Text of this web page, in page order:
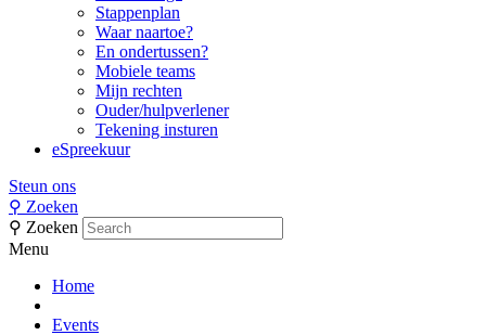
Stappenplan
Waar naartoe?
En ondertussen?
Mobiele teams
Mijn rechten
Ouder/hulpverlener
Tekening insturen
eSpreekuur
Steun ons
⚲ Zoeken
⚲ Zoeken
Menu
Home
Events